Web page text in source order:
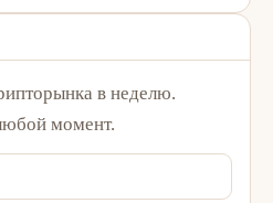
в неделю.
момент.